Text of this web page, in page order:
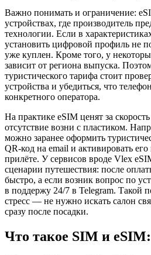
Важно понимать и ограничение:
устройствах, где производитель
технологии. Если в
установить цифровой профиль не
уже куплен. Кроме того, у
зависит от региона выпуска.
туристического тарифа стоит
устройства и убедиться, что
конкретного оператора.
На практике eSIM ценят за
отсутствие возни с пластиком.
можно заранее оформить
QR-код на email и активировать
прилёте. У сервисов вроде Vlex
сценарии путешествия: после
быстро, а если возник вопрос по
в поддержу 24/7 в Telegram. Такой
стресс — не нужно искать салон
сразу после посадки.
Что такое SIM и